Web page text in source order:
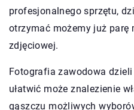
profesjonalnego sprzętu,
otrzymać możemy już parę
zdjęciowej.
Fotografia zawodowa
ułatwić może znalezienie
gąszczu możliwych